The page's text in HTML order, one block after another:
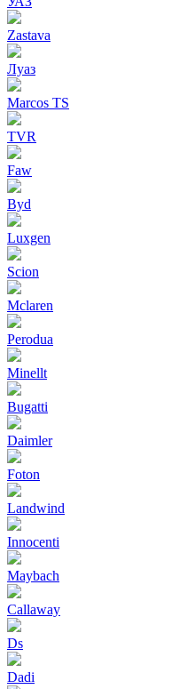
Zastava
Луаз
Marcos TS
TVR
Faw
Byd
Luxgen
Scion
Mclaren
Perodua
Minellt
Bugatti
Daimler
Foton
Landwind
Innocenti
Maybach
Callaway
Ds
Dadi